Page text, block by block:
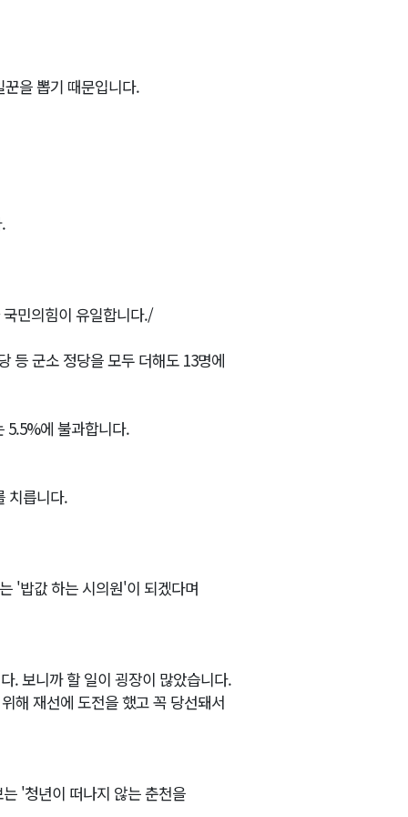
을 뽑기 때문입니다.
민의힘이 유일합니다./
등 군소 정당을 모두 더해도 13명에
5.5%에 불과합니다.
치릅니다.
'밥값 하는 시의원'이 되겠다며
. 보니까 할 일이 굉장이 많았습니다.
해 재선에 도전을 했고 꼭 당선돼서
'청년이 떠나지 않는 춘천을